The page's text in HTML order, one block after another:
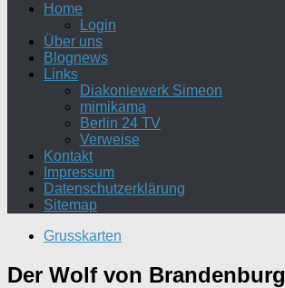
Home
Login
Über uns
Blognews
Links
Diakoniewerk Simeon
mimikama
Berlin 24 TV
Verweise
Kontakt
Impressum
Datenschutzerklärung
Sitemap
Grusskarten
Der Wolf von Brandenburg